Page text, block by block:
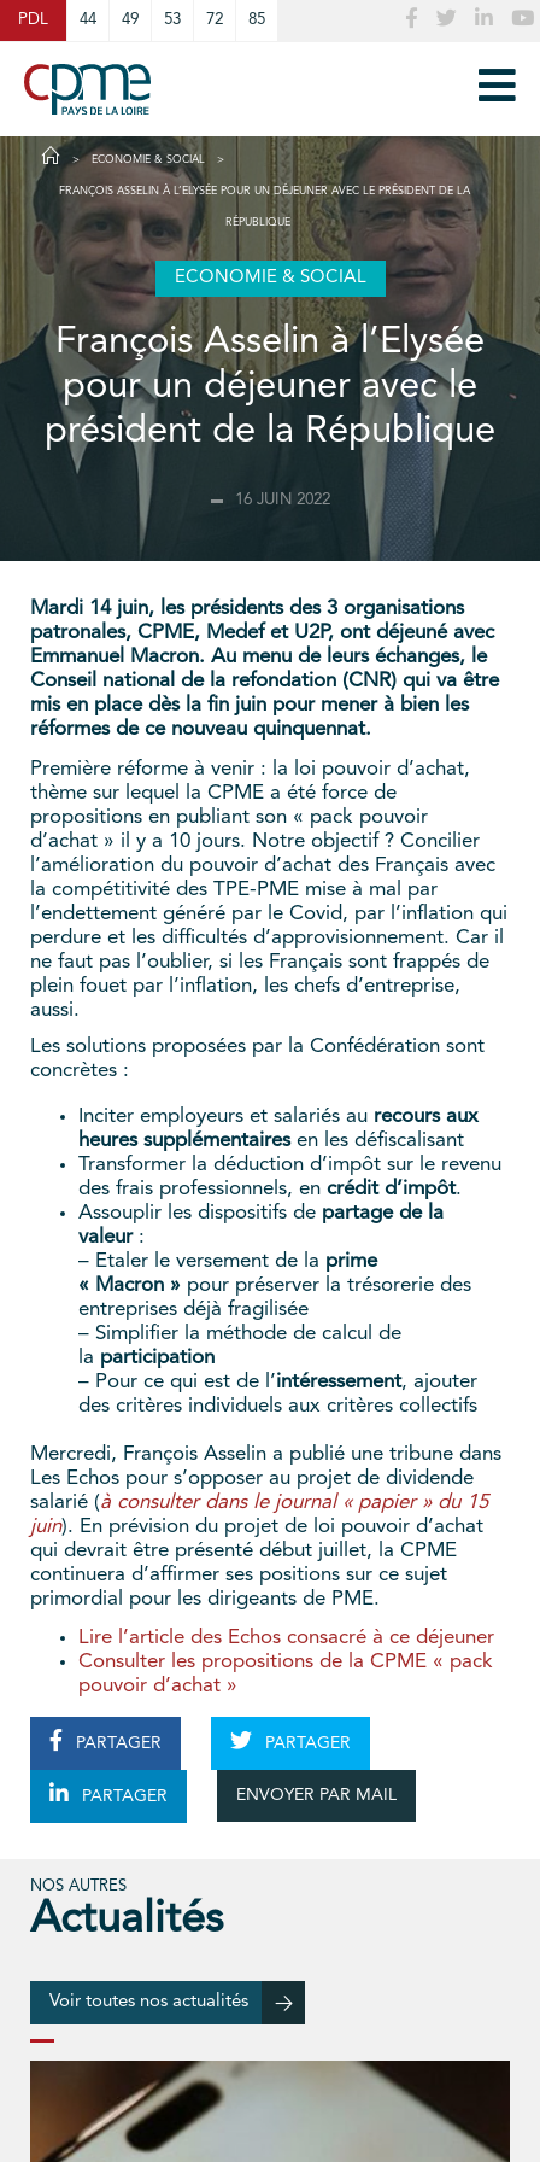
PDL 44 49 53 72 85
ECONOMIE & SOCIAL
FRANÇOIS ASSELIN À L’ELYSÉE POUR UN DÉJEUNER AVEC LE PRÉSIDENT DE LA
RÉPUBLIQUE
ECONOMIE & SOCIAL
François Asselin à l’Elysée
pour un déjeuner avec le
président de la République
16 JUIN 2022
Mardi 14 juin, les présidents des 3 organisations
patronales, CPME, Medef et U2P, ont déjeuné avec
Emmanuel Macron. Au menu de leurs échanges, le
Conseil national de la refondation (CNR) qui va être
mis en place dès la fin juin pour mener à bien les
réformes de ce nouveau quinquennat.
Première réforme à venir : la loi pouvoir d’achat,
thème sur lequel la CPME a été force de
propositions en publiant son « pack pouvoir
d’achat » il y a 10 jours. Notre objectif ? Concilier
l’amélioration du pouvoir d’achat des Français avec
la compétitivité des TPE-PME mise à mal par
l’endettement généré par le Covid, par l’inflation qui
perdure et les difficultés d’approvisionnement. Car il
ne faut pas l’oublier, si les Français sont frappés de
plein fouet par l’inflation, les chefs d’entreprise,
aussi.
Les solutions proposées par la Confédération sont
concrètes :
Inciter employeurs et salariés au recours aux
heures supplémentairesen les défiscalisant
Transformer la déduction d’impôt sur le revenu
des frais professionnels, en crédit d’impôt.
Assouplir les dispositifs de partage de la
valeur :
– Etaler le versement de la prime
« Macron » pour préserver la trésorerie des
entreprises déjà fragilisée
– Simplifier la méthode de calcul de
la participation
– Pour ce qui est de l’intéressement, ajouter
des critères individuels aux critères collectifs
Mercredi, François Asselin a publié une tribune dans
Les Echos pour s’opposer au projet de dividende
salarié (à consulter dans le journal « papier » du 15
juin). En prévision du projet de loi pouvoir d’achat
qui devrait être présenté début juillet, la CPME
continuera d’affirmer ses positions sur ce sujet
primordial pour les dirigeants de PME.
Lire l’article des Echos consacré à ce déjeuner
Consulter les propositions de la CPME « pack
pouvoir d’achat »
PARTAGER PARTAGER
PARTAGER ENVOYER PAR MAIL
NOS AUTRES
Actualités
Voir toutes nos actualités
Cookies management panel